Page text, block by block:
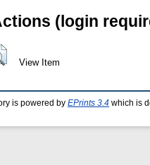
(login
View Item
is powered by EPrints 3.4 which is